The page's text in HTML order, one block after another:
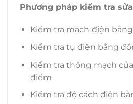
Phương pháp kiểm tra
Kiểm tra mạch điện
Kiểm tra tụ điện bằng
Kiểm tra thông mạch
điểm
Kiểm tra độ cách điện